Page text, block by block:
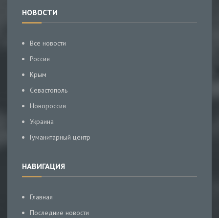
НОВОСТИ
Все новости
Россия
Крым
Севастополь
Новороссия
Украина
Гуманитарный центр
НАВИГАЦИЯ
Главная
Последние новости